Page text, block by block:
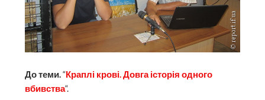
До теми.“Краплі крові. Довга історія одного
вбивства“.